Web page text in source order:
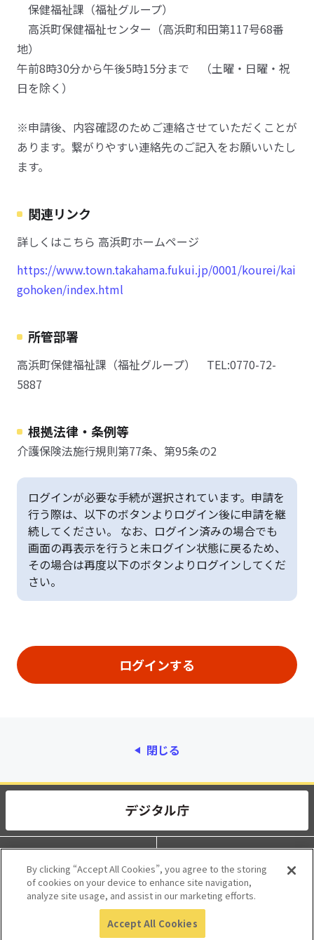
保健福祉課（福祉グループ）
高浜町保健福祉センター（高浜町和田第117号68番
地）
午前8時30分から午後5時15分まで （土曜・日曜・祝
日を除く）
※申請後、内容確認のためご連絡させていただくことが
あります。繋がりやすい連絡先のご記入をお願いいたし
ます。
関連リンク
詳しくはこちら 高浜町ホームページ
https://www.town.takahama.fukui.jp/0001/kourei/kai
gohoken/index.html
所管部署
高浜町保健福祉課（福祉グループ） TEL:0770-72-
5887
根拠法律・条例等
介護保険法施行規則第77条、第95条の2
ログインが必要な手続が選択されています。申請を
行う際は、以下のボタンよりログイン後に申請を継
続してください。 なお、ログイン済みの場合でも
画面の再表示を行うと未ログイン状態に戻るため、
その場合は再度以下のボタンよりログインしてくだ
さい。
閉じる
動作環境 個人情報保護
利用規約 アクセシビリティ
© 2017 Digital Agency, Government of Japan.
By clicking “Accept All Cookies”, you agree to the storing
of cookies on your device to enhance site navigation,
analyze site usage, and assist in our marketing efforts.
Accept All Cookies